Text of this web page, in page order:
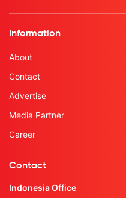
Information
About
Contact
Advertise
Media Partner
Career
Contact
Indonesia Office